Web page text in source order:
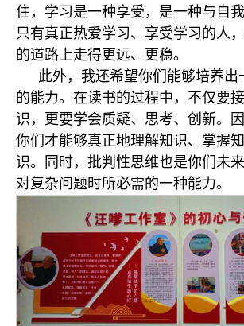
住，学习是一种享受，是一种与自我
只有真正热爱学习、享受学习的人
的道路上走得更远、更稳。
此外，我还希望你们能够培养出
的能力。在读书的过程中，不仅要
识，更要学会质疑、思考、创新。因
你们才能够真正地理解知识、掌握
识。同时，批判性思维也是你们未
对复杂问题时所必需的一种能力。